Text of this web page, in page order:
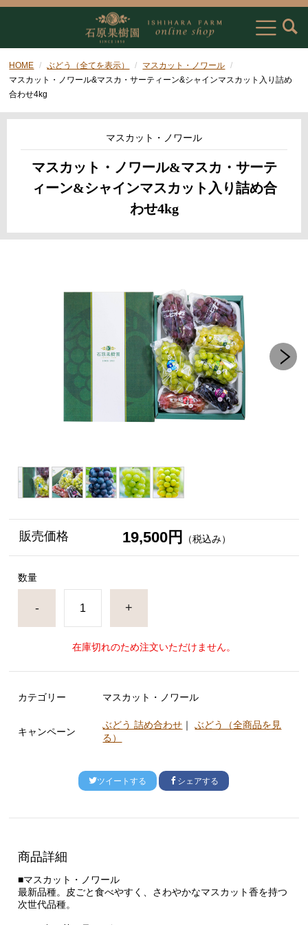
HOME ぶどう（全てを表示）
マスカット・ノワール
マスカット・ノワール&マスカ・サーティーン&シャインマスカット入り詰め
合わせ4kg
マスカット・ノワール
マスカット・ノワール&マスカ・サーテ
ィーン&シャインマスカット入り詰め合
わせ4kg
販売価格 19,500円 （税込み）
数量
- +
在庫切れのため注文いただけません。
カテゴリー マスカット・ノワール
キャンペーン
ぶどう 詰め合わせ ｜ぶどう（全商品を見
る）
ツイートする シェアする
商品詳細
■マスカット・ノワール
最新品種。皮ごと食べやすく、さわやかなマスカット香を持つ
次世代品種。